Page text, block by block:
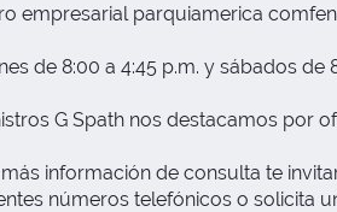
empresarial parquiamerica
de 8:00 a 4:45 p.m. y sábados de
G Spath nos destacamos
información de consulta te
números telefónicos o solicita